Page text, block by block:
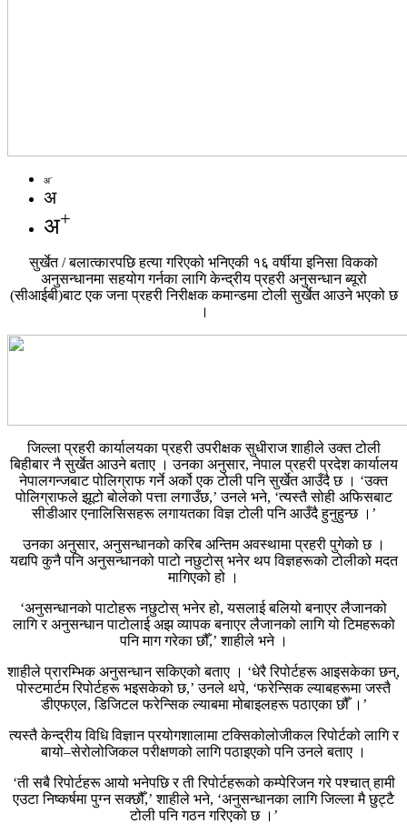
अ-
अ
अ+
सुर्खेत / बलात्कारपछि हत्या गरिएको भनिएकी १६ वर्षीया इनिसा विकको
अनुसन्धानमा सहयोग गर्नका लागि केन्द्रीय प्रहरी अनुसन्धान ब्यूरो
(सीआईबी)बाट एक जना प्रहरी निरीक्षक कमान्डमा टोली सुर्खेत आउने भएको छ
।
जिल्ला प्रहरी कार्यालयका प्रहरी उपरीक्षक सुधीराज शाहीले उक्त टोली
बिहीबार नै सुर्खेत आउने बताए । उनका अनुसार, नेपाल प्रहरी प्रदेश कार्यालय
नेपालगन्जबाट पोलिग्राफ गर्ने अर्को एक टोली पनि सुर्खेत आउँदै छ । ‘उक्त
पोलिग्राफले झूटो बोलेको पत्ता लगाउँछ,’ उनले भने, ‘त्यस्तै सोही अफिसबाट
सीडीआर एनालिसिसहरू लगायतका विज्ञ टोली पनि आउँदै हुनुहुन्छ ।’
उनका अनुसार, अनुसन्धानको करिब अन्तिम अवस्थामा प्रहरी पुगेको छ ।
यद्यपि कुनै पनि अनुसन्धानको पाटो नछुटोस् भनेर थप विज्ञहरूको टोलीको मदत
मागिएको हो ।
‘अनुसन्धानको पाटोहरू नछुटोस् भनेर हो, यसलाई बलियो बनाएर लैजानको
लागि र अनुसन्धान पाटोलाई अझ व्यापक बनाएर लैजानको लागि यो टिमहरूको
पनि माग गरेका छौँ,’ शाहीले भने ।
शाहीले प्रारम्भिक अनुसन्धान सकिएको बताए । ‘धेरै रिपोर्टहरू आइसकेका छन्,
पोस्टमार्टम रिपोर्टहरू भइसकेको छ,’ उनले थपे, ‘फरेन्सिक ल्याबहरूमा जस्तै
डीएफएल, डिजिटल फरेन्सिक ल्याबमा मोबाइलहरू पठाएका छौँ ।’
त्यस्तै केन्द्रीय विधि विज्ञान प्रयोगशालामा टक्सिकोलोजीकल रिपोर्टको लागि र
बायो–सेरोलोजिकल परीक्षणको लागि पठाइएको पनि उनले बताए ।
‘ती सबै रिपोर्टहरू आयो भनेपछि र ती रिपोर्टहरूको कम्पेरिजन गरे पश्चात् हामी
एउटा निष्कर्षमा पुग्न सक्छौँ,’ शाहीले भने, ‘अनुसन्धानका लागि जिल्ला मै छुट्टै
टोली पनि गठन गरिएको छ ।’